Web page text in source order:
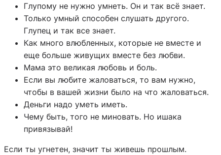
Глупому не нужно умнеть. Он и так всё знает.
Только умный способен слушать другого.
Глупец и так все знает.
Как много влюбленных, которые не вместе и
еще больше живущих вместе без любви.
Мама это великая любовь и боль.
Если вы любите жаловаться, то вам нужно,
чтобы в вашей жизни было на что жаловаться.
Деньги надо уметь иметь.
Чему быть, того не миновать. Но ишака
привязывай!
Если ты угнетен, значит ты живешь прошлым.